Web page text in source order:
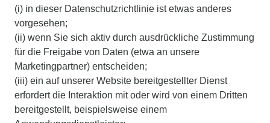
(i) in dieser Datenschutzrichtlinie ist etwas anderes
vorgesehen;
(ii) wenn Sie sich aktiv durch ausdrückliche Zustimmung
für die Freigabe von Daten (etwa an unsere
Marketingpartner) entscheiden;
(iii) ein auf unserer Website bereitgestellter Dienst
erfordert die Interaktion mit oder wird von einem Dritten
bereitgestellt, beispielsweise einem